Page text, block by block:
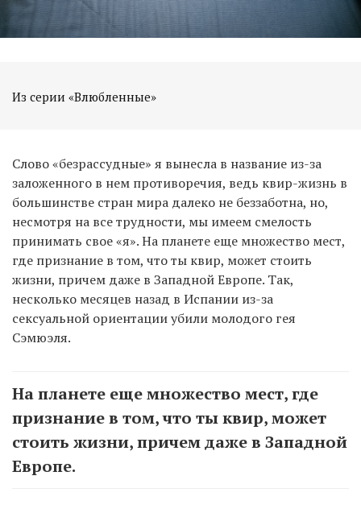
Из серии «Влюбленные»
Слово «безрассудные» я вынесла в название из-за
заложенного в нем противоречия, ведь квир-жизнь в
большинстве стран мира далеко не беззаботна, но,
несмотря на все трудности, мы имеем смелость
принимать свое «я». На планете еще множество мест,
где признание в том, что ты квир, может стоить
жизни, причем даже в Западной Европе. Так,
несколько месяцев назад в Испании из-за
сексуальной ориентации убили молодого гея
Сэмюэля.
На планете еще множество мест, где
признание в том, что ты квир, может
стоить жизни, причем даже в Западной
Европе.